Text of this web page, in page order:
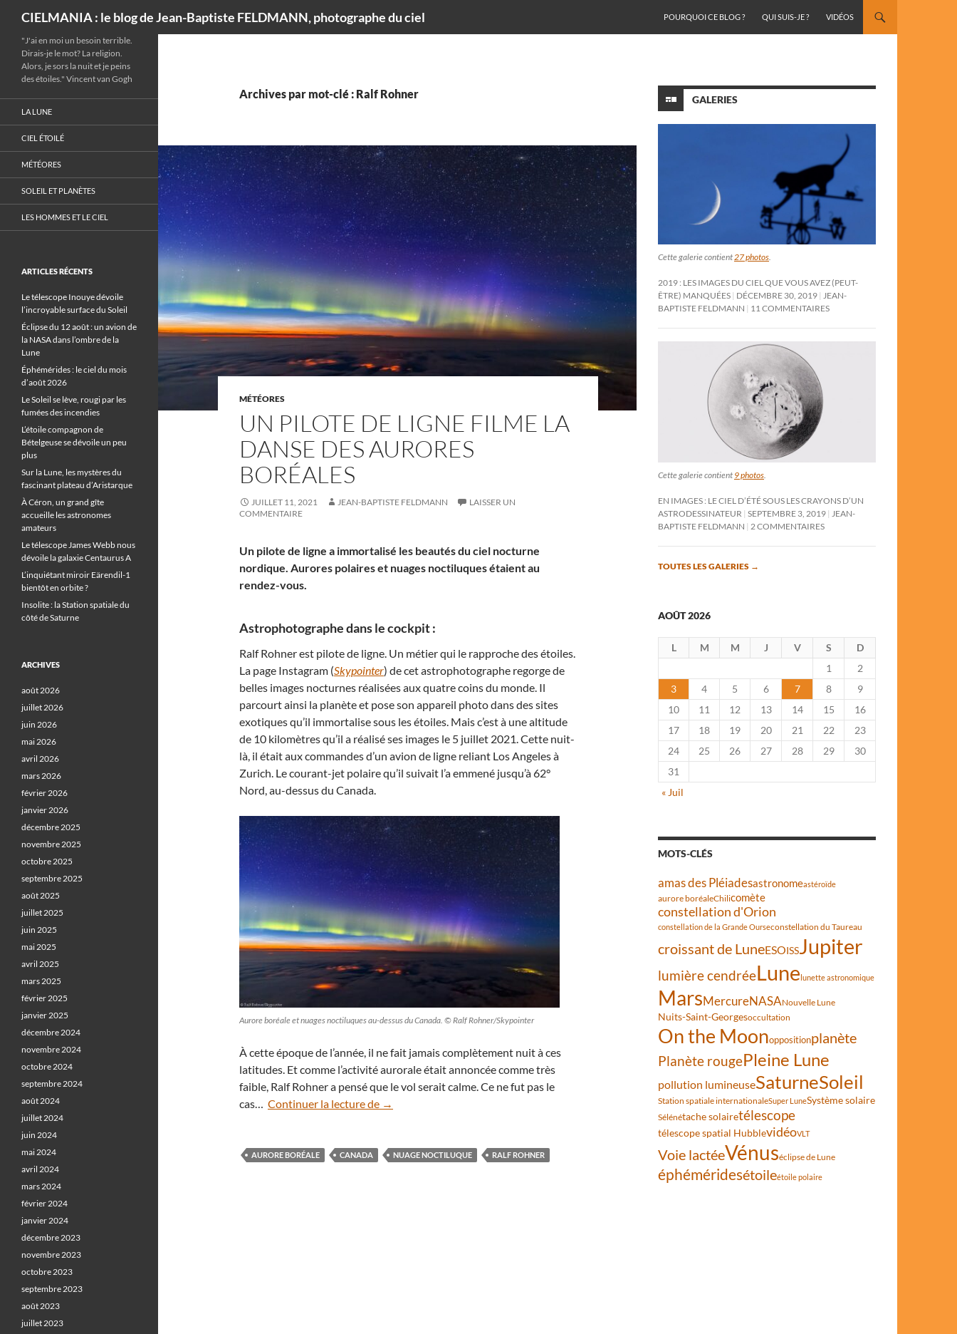
CIELMANIA : le blog de Jean-Baptiste FELDMANN, photographe du ciel
POURQUOI CE BLOG ?
QUI SUIS-JE ? VIDÉOS
Archives par mot-clé : Ralf Rohner
MÉTÉORES
UN PILOTE DE LIGNE FILME LA
DANSE DES AURORES
BORÉALES
JUILLET 11, 2021 JEAN-BAPTISTE FELDMANN
LAISSER UN
COMMENTAIRE
Un pilote de ligne a immortalisé les beautés du ciel nocturne
nordique. Aurores polaires et nuages noctiluques étaient au
rendez-vous.
Astrophotographe dans le cockpit :
Ralf Rohner est pilote de ligne. Un métier qui le rapproche des étoiles.
La page Instagram (Skypointer) de cet astrophotographe regorge de
belles images nocturnes réalisées aux quatre coins du monde. Il
parcourt ainsi la planète et pose son appareil photo dans des sites
exotiques qu’il immortalise sous les étoiles. Mais c’est à une altitude
de 10 kilomètres qu’il a réalisé ses images le 5 juillet 2021. Cette nuit-
là, il était aux commandes d’un avion de ligne reliant Los Angeles à
Zurich. Le courant-jet polaire qu’il suivait l’a emmené jusqu’à 62°
Nord, au-dessus du Canada.
Aurore boréale et nuages noctiluques au-dessus du Canada. © Ralf Rohner/Skypointer
À cette époque de l’année, il ne fait jamais complètement nuit à ces
latitudes. Et comme l’activité aurorale était annoncée comme très
faible, Ralf Rohner a pensé que le vol serait calme. Ce ne fut pas le
cas… Continuer la lecture de Un pilote de ligne filme la danse des aurores boréales
→
AURORE BORÉALE CANADA NUAGE NOCTILUQUE RALF ROHNER
GALERIES
Cette galerie contient27 photos.
2019 : LES IMAGES DU CIEL QUE VOUS AVEZ (PEUT-
ÊTRE) MANQUÉES DÉCEMBRE 30, 2019 JEAN-
BAPTISTE FELDMANN
11 COMMENTAIRES
Cette galerie contient 9 photos
EN IMAGES : LE CIEL D’ÉTÉ SOUS LES CRAYONS D’UN
ASTRODESSINATEUR SEPTEMBRE 3, 2019
JEAN-
BAPTISTE FELDMANN
2 COMMENTAIRES
TOUTES LES GALERIES →
AOÛT 2026
L M M J V S
D
1
2
3
4 5 6 7 8
9
10
11 12 13 14 15
16
17
18 19 20 21 22
23
24
25 26 27 28 29
30
31
« Juil
MOTS-CLÉS
amas des Pléiadesastronomeastéroïde
aurore boréaleChilicomète
constellation d'Orion
constellation de la Grande Ourseconstellation du Taureau
croissant de LuneESOISSJupiter
lumière cendréeLunelunette astronomique
MarsMercureNASANouvelle Lune
Nuits-Saint-Georgesoccultation
On the Moonoppositionplanète
Planète rougePleine Lune
pollution lumineuseSaturneSoleil
Station spatiale internationaleSuper LuneSystème solaire
Sélénétache solairetélescope
télescope spatial HubblevidéoVLT
Voie lactéeVénuséclipse de Lune
éphéméridesétoileétoile polaire
"J'ai en moi un besoin terrible.
Dirais-je le mot? La religion.
Alors, je sors la nuit et je peins
des étoiles." Vincent van Gogh
LA LUNE
CIEL ÉTOILÉ
MÉTÉORES
SOLEIL ET PLANÈTES
LES HOMMES ET LE CIEL
ARTICLES RÉCENTS
Le télescope Inouye dévoile
l’incroyable surface du Soleil
Éclipse du 12 août : un avion de
la NASA dans l’ombre de la
Lune
Éphémérides : le ciel du mois
d’août 2026
Le Soleil se lève, rougi par les
fumées des incendies
L’étoile compagnon de
Bételgeuse se dévoile un peu
plus
Sur la Lune, les mystères du
fascinant plateau d’Aristarque
À Céron, un grand gîte
accueille les astronomes
amateurs
Le télescope James Webb nous
dévoile la galaxie Centaurus A
L’inquiétant miroir Eärendil-1
bientôt en orbite ?
Insolite : la Station spatiale du
côté de Saturne
ARCHIVES
août 2026
juillet 2026
juin 2026
mai 2026
avril 2026
mars 2026
février 2026
janvier 2026
décembre 2025
novembre 2025
octobre 2025
septembre 2025
août 2025
juillet 2025
juin 2025
mai 2025
avril 2025
mars 2025
février 2025
janvier 2025
décembre 2024
novembre 2024
octobre 2024
septembre 2024
août 2024
juillet 2024
juin 2024
mai 2024
avril 2024
mars 2024
février 2024
janvier 2024
décembre 2023
novembre 2023
octobre 2023
septembre 2023
août 2023
juillet 2023